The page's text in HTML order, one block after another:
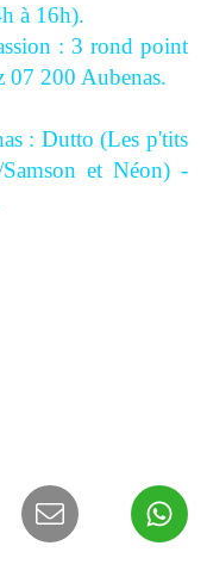
à 16h).
: 3 rond point
07 200 Aubenas.
: Dutto (Les p'tits
et Néon) -